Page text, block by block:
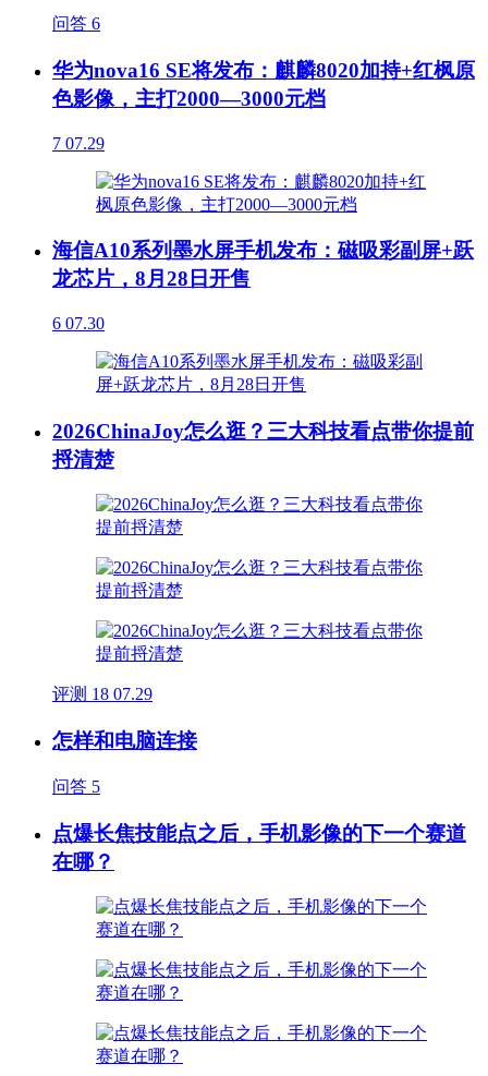
问答 6
华为nova16 SE将发布：麒麟8020加持+红枫原
色影像，主打2000—3000元档
7 07.29
海信A10系列墨水屏手机发布：磁吸彩副屏+跃
龙芯片，8月28日开售
6 07.30
2026ChinaJoy怎么逛？三大科技看点带你提前
捋清楚
评测 18 07.29
怎样和电脑连接
问答 5
点爆长焦技能点之后，手机影像的下一个赛道
在哪？